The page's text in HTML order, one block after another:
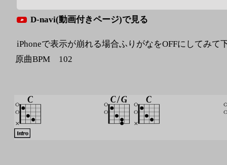
D-navi(動画付きページ)で見る
iPhoneで表示が崩れる場合ふりがなをOFFにしてみて
原曲BPM 102